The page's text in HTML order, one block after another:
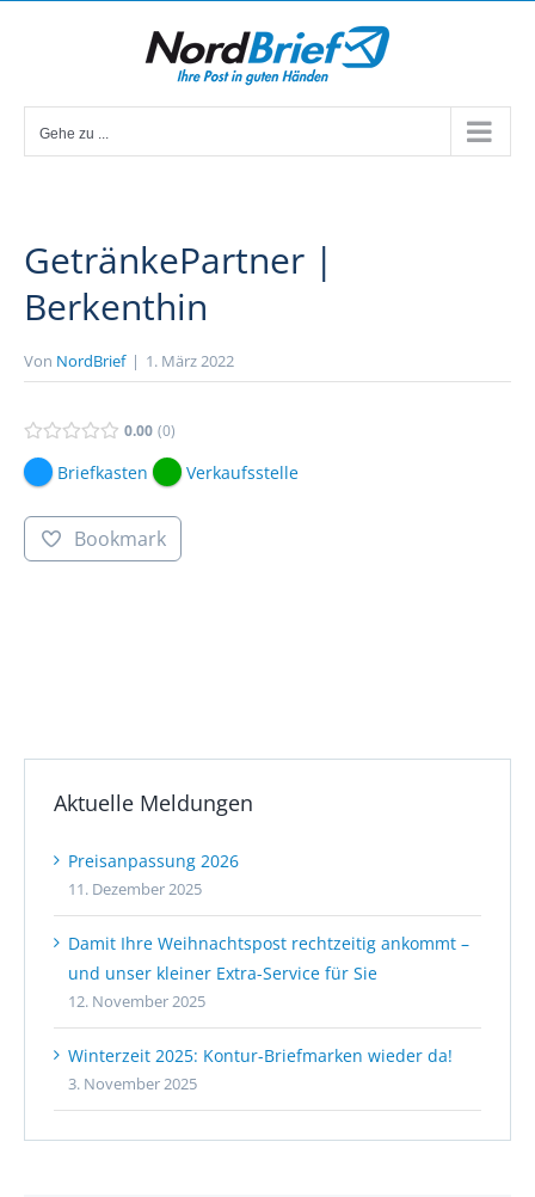
Gehe zu ...
GetränkePartner |
Berkenthin
Von NordBrief | 1. März 2022
0.00 0
Briefkasten Verkaufsstelle
Bookmark
Aktuelle Meldungen
Preisanpassung 2026
11. Dezember 2025
Damit Ihre Weihnachtspost rechtzeitig ankommt –
und unser kleiner Extra-Service für Sie
12. November 2025
Winterzeit 2025: Kontur-Briefmarken wieder da!
3. November 2025